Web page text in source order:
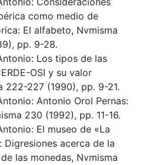
como medio de
El alfabeto, Nvmisma
pp. 9-28.
Los tipos de las
OSI y su valor
222-227 (1990), pp. 9-21.
Antonio Orol Pernas:
230 (1992), pp. 11-16.
El museo de «La
Digresiones acerca de la
las monedas, Nvmisma